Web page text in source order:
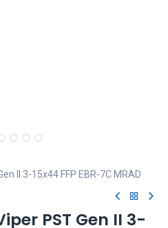
II 3-15x44 FFP EBR-7C MRAD
PST Gen II 3-